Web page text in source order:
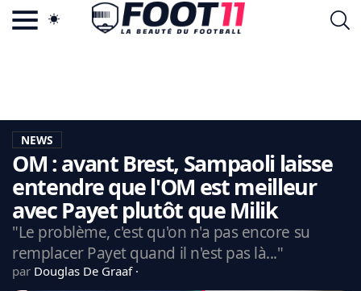
LA CHARTE
VIE PRIVÉE
CGU
CONTACTEZ-NOUS
MERCATO
CDM 2026
NEWS
OM : avant Brest, Sampaoli laisse
entendre que l'OM est meilleur
avec Payet plutôt que Milik
"Le problème, c'est qu'on n'a pas encore su
remplacer Payet quand il n'est pas là..."
par Douglas De Graaf